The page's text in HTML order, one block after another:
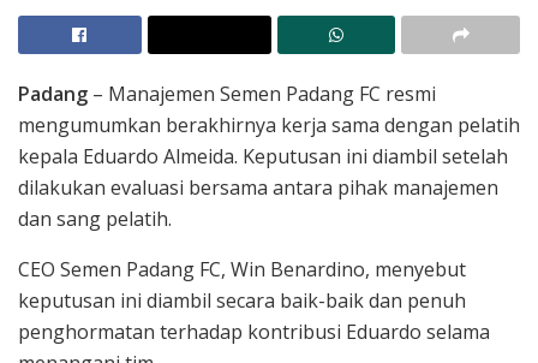
Padang – Manajemen Semen Padang FC resmi
mengumumkan berakhirnya kerja sama dengan pelatih
kepala Eduardo Almeida. Keputusan ini diambil setelah
dilakukan evaluasi bersama antara pihak manajemen
dan sang pelatih.
CEO Semen Padang FC, Win Benardino, menyebut
keputusan ini diambil secara baik-baik dan penuh
penghormatan terhadap kontribusi Eduardo selama